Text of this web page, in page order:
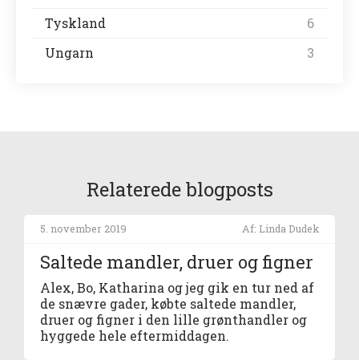
Tyskland
6
Ungarn
3
Relaterede blogposts
5. november 2019 Af: Linda Dudek
Saltede mandler, druer og figner
Alex, Bo, Katharina og jeg gik en tur ned af
de snævre gader, købte saltede mandler,
druer og figner i den lille grønthandler og
hyggede hele eftermiddagen.